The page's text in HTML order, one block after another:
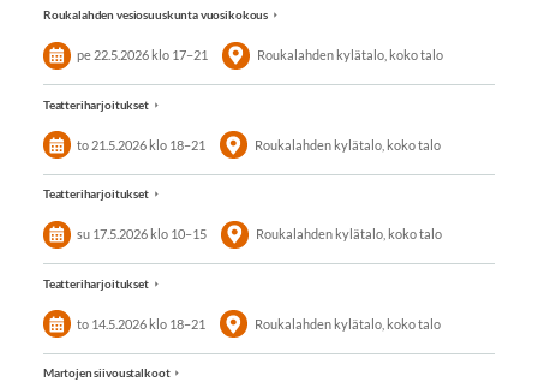
Roukalahden vesiosuuskunta vuosikokous
pe 22.5.2026 klo 17–21 Roukalahden kylätalo, koko talo
Teatteriharjoitukset
to 21.5.2026klo 18–21 Roukalahden kylätalo, koko talo
Teatteriharjoitukset
su 17.5.2026 klo 10–15 Roukalahden kylätalo, koko talo
Teatteriharjoitukset
to 14.5.2026klo 18–21 Roukalahden kylätalo, koko talo
Martojen siivoustalkoot